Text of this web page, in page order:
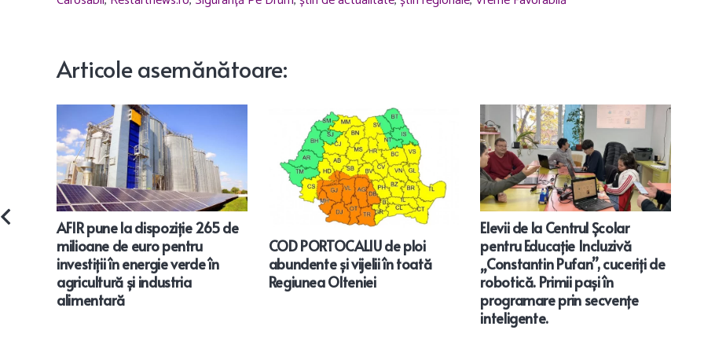
Articoleasemănătoare:
AFIR pune la dispoziție 265 de
milioane de euro pentru
investiții în energie verde în
agricultură și industria
alimentară
COD PORTOCALIU de ploi
abundente și vijelii în toată
Regiunea Olteniei
Elevii de la Centrul Școlar
pentru Educație Incluzivă
„Constantin Pufan”, cuceriți de
robotică. Primii pași în
programare prin secvențe
inteligente.